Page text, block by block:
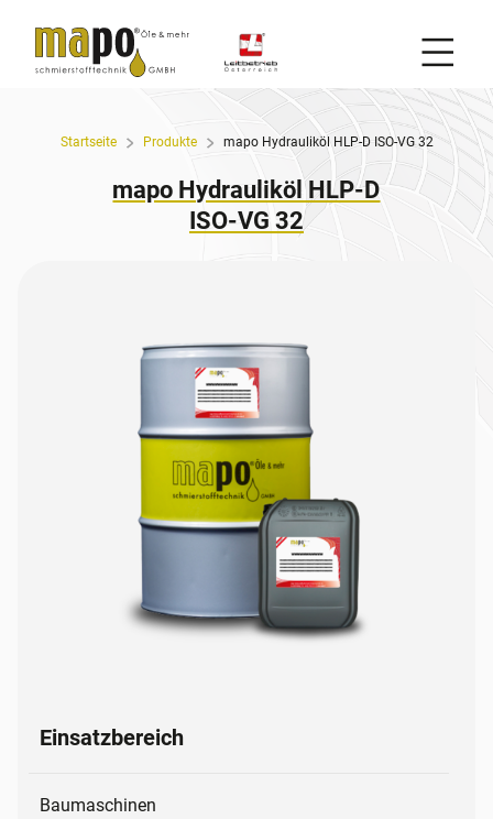
Startseite Produkte mapo Hydrauliköl HLP-D ISO-VG 32
mapo Hydrauliköl HLP-D
ISO-VG 32
Einsatzbereich
Baumaschinen